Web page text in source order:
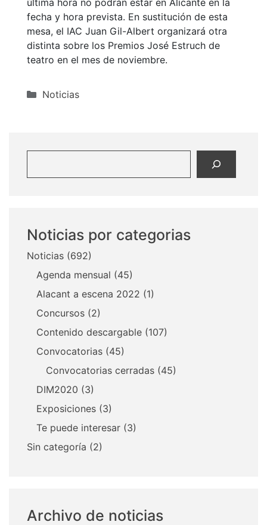
fecha y hora prevista. En sustitución de esta
mesa, el IAC Juan Gil-Albert organizará otra
distinta sobre los Premios José Estruch de
teatro en el mes de noviembre.
Categorías
Noticias
Noticias por categorias
Noticias (692)
Agenda mensual (45)
Alacant a escena 2022 (1)
Concursos (2)
Contenido descargable (107)
Convocatorias (45)
Convocatorias cerradas (45)
DIM2020 (3)
Exposiciones (3)
Te puede interesar (3)
Sin categoría (2)
Archivo de noticias